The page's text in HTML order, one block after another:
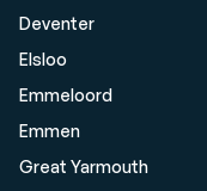
Deventer
Elsloo
Emmeloord
Emmen
Great Yarmouth